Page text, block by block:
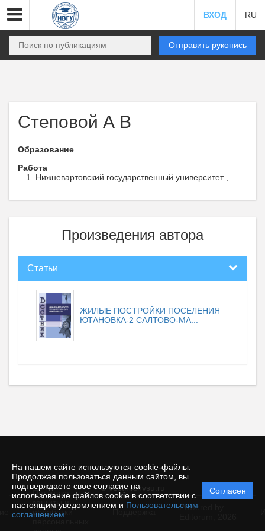
На нашем сайте используются cookie-файлы.
Продолжая пользоваться данным сайтом, вы
подтверждаете свое согласие на
использование файлов cookie в соответствии с
настоящим уведомлением и Пользовательским
соглашением
Согласен
ВХОД RU
Отправить рукопись
Степовой А В
Образование
Работа
Нижневартовский государственный университет ,
Произведения автора
Статьи
ЖИЛЫЕ ПОСТРОЙКИ ПОСЕЛЕНИЯ
ЮТАНОВКА-2 САЛТОВО-МА...
© vestnik.nvsu.ru
Политика
защиты и
обработки
Powered by